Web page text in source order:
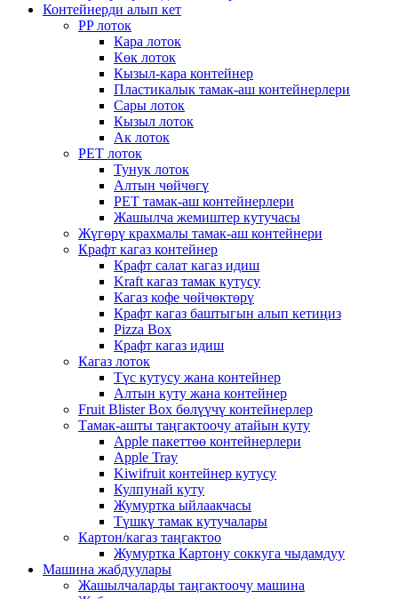
Контейнерди алып кет
PP лоток
Кара лоток
Көк лоток
Кызыл-кара контейнер
Пластикалык тамак-аш контейнерлери
Сары лоток
Кызыл лоток
Ак лоток
PET лоток
Тунук лоток
Алтын чөйчөгү
PET тамак-аш контейнерлери
Жашылча жемиштер кутучасы
Жүгөрү крахмалы тамак-аш контейнери
Крафт кагаз контейнер
Крафт салат кагаз идиш
Kraft кагаз тамак кутусу
Кагаз кофе чөйчөктөрү
Крафт кагаз баштыгын алып кетиңиз
Pizza Box
Крафт кагаз идиш
Кагаз лоток
Түс кутусу жана контейнер
Алтын куту жана контейнер
Fruit Blister Box бөлүүчү контейнерлер
Тамак-ашты таңгактоочу атайын куту
Apple пакеттөө контейнерлери
Apple Tray
Kiwifruit контейнер кутусу
Кулпунай куту
Жумуртка ыйлаакчасы
Түшкү тамак кутучалары
Картон/кагаз таңгактоо
Жумуртка Картону соккуга чыдамдуу
Машина жабдуулары
Жашылчаларды таңгактоочу машина